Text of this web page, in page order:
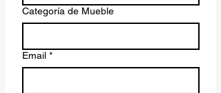
Categoría de Mueble
Email *